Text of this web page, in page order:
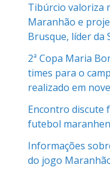
Tibúrcio valoriza
Maranhão e
Brusque, líder da
2ª Copa Maria
times para o
realizado em
Encontro discute
futebol
Informações
do jogo